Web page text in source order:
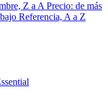
Z a APrecio: de más
Referencia, A a Z